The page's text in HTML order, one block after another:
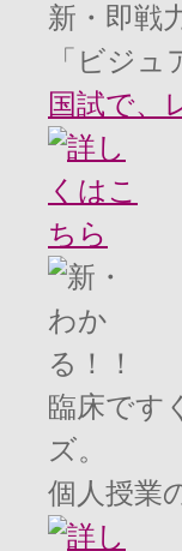
新・即戦
「ビジ
国試で、
臨床です
ズ。
個人授業